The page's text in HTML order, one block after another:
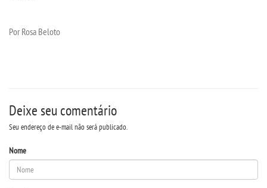
Por Rosa Beloto
Deixe seu comentário
Seu endereço de e-mail não será publicado.
Nome